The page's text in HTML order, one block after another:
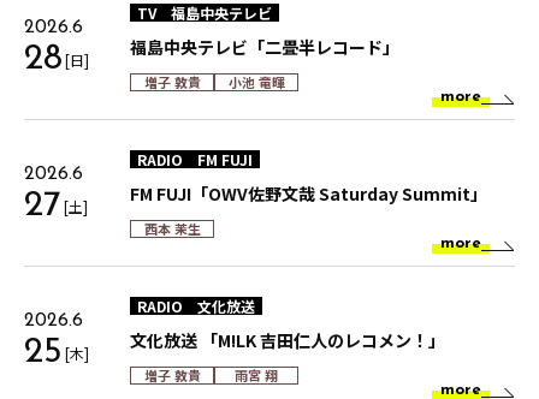
2026.6
28[日]
TV 福島中央テレビ
福島中央テレビ「二畳半レコード」
増子 敦貴 小池 竜暉
more
2026.6
27[土]
RADIO FM FUJI
FM FUJI「OWV佐野文哉 Saturday Summit」
西本 茉生
more
2026.6
25 [木]
RADIO 文化放送
文化放送 「M!LK 吉田仁人のレコメン！」
増子 敦貴 雨宮 翔
more